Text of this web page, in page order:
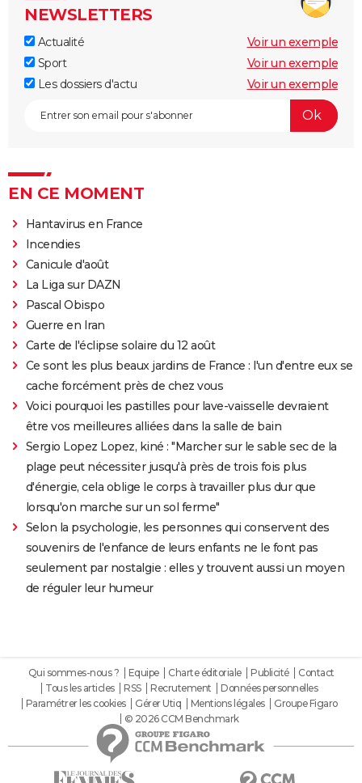
NEWSLETTERS
Actualité
Voir un exemple
Sport
Voir un exemple
Les dossiers d'actu
Voir un exemple
EN CE MOMENT
Hantavirus en France
Incendies
Canicule d'août
La Liga sur DAZN
Pascal Obispo
Guerre en Iran
Carte de l'éclipse solaire du 12 août
Ce sont les plus beaux jardins de France : l'un d'entre eux se
cache forcément près de chez vous
Voici pourquoi les pastilles pour lave-vaisselle devraient
être vos meilleures alliées dans la salle de bain
Sergio Lopez Lopez, kiné : "Marcher sur le sable sec de la
plage peut nécessiter jusqu'à près de trois fois plus
d'énergie, cela oblige le corps à travailler plus dur que
lorsqu'on marche sur un sol ferme"
Selon la psychologie, les personnes qui conservent des
souvenirs de l'enfance de leurs enfants ne le font pas
seulement par nostalgie : elles y trouvent aussi un moyen
de réguler leur humeur
Qui sommes-nous ? Equipe Charte éditoriale Publicité
Contact
Tous les articles
RSS Recrutement
Données personnelles
Paramétrer les cookies
Gérer Utiq Mentions légales
Groupe Figaro
© 2026 CCM Benchmark